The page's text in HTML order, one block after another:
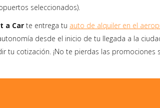
seleccionados).
a Car te entrega tu auto de alquiler en el
desde el inicio de tu llegada a la
tu cotización. ¡No te pierdas las promociones